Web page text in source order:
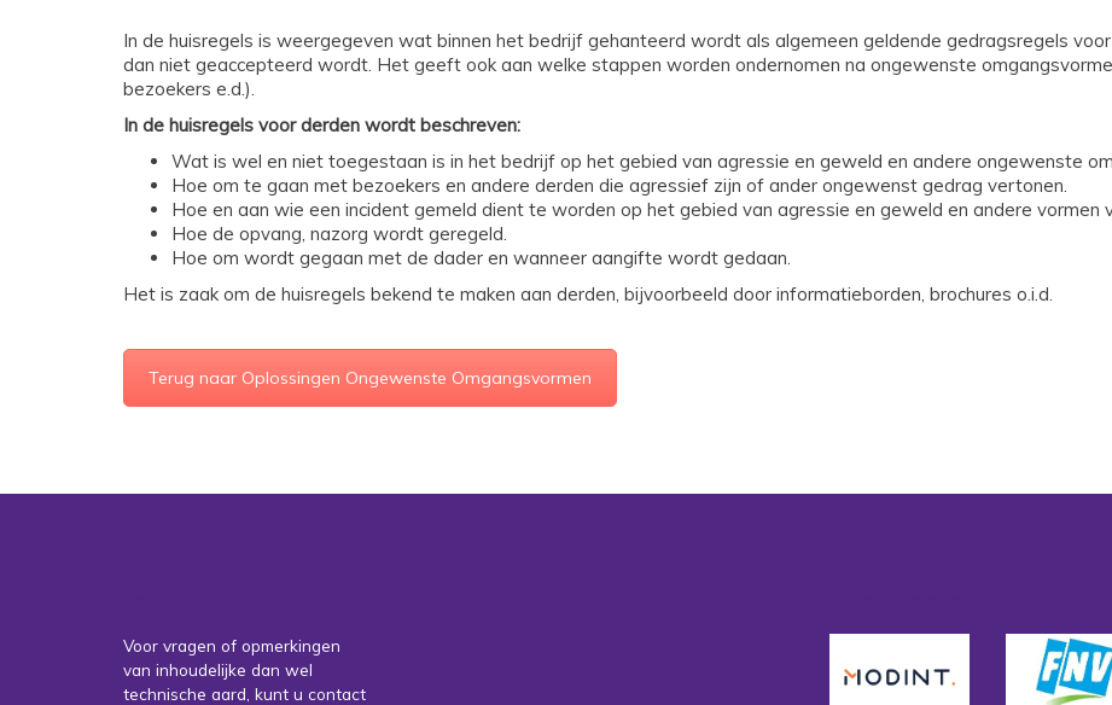
In de huisregels is weergegeven wat binnen het bedrijf gehanteerd wordt als algemeen geldende gedragsregels
dan niet geaccepteerd wordt. Het geeft ook aan welke stappen worden ondernomen na ongewenste
bezoekers e.d.).
In de huisregels voor derden wordt beschreven:
Wat is wel en niet toegestaan is in het bedrijf op het gebied van agressie en geweld en andere ongewenste
Hoe om te gaan met bezoekers en andere derden die agressief zijn of ander ongewenst gedrag vertonen.
Hoe en aan wie een incident gemeld dient te worden op het gebied van agressie en geweld en andere vormen
Hoe de opvang, nazorg wordt geregeld.
Hoe om wordt gegaan met de dader en wanneer aangifte wordt gedaan.
Het is zaak om de huisregels bekend te maken aan derden, bijvoorbeeld door informatieborden, brochures o.i.d.
Terug naar Oplossingen Ongewenste Omgangsvormen
Voor vragen of opmerkingen
van inhoudelijke dan wel
technische aard, kunt u contact